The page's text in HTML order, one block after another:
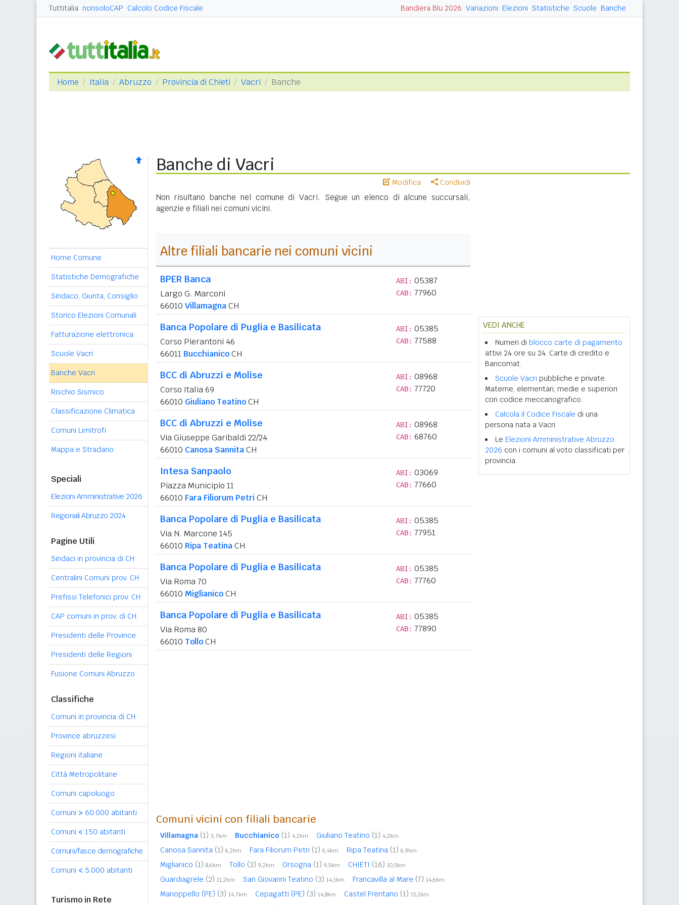
Tuttitalia nonsoloCAP Calcolo Codice Fiscale Bandiera Blu 2026 Variazioni Elezioni Statistiche Scuole Banche
Home Italia Abruzzo Provincia di Chieti Vacri Banche
Home Comune
Statistiche Demografiche
Sindaco, Giunta, Consiglio
Storico Elezioni Comunali
Fatturazione elettronica
Scuole Vacri
Banche Vacri
Rischio Sismico
Classificazione Climatica
Comuni Limitrofi
Mappa e Stradario
Speciali
Elezioni Amministrative 2026
Regionali Abruzzo 2024
Pagine Utili
Sindaci in provincia di CH
Centralini Comuni prov. CH
Prefissi Telefonici prov. CH
CAP comuni in prov. di CH
Presidenti delle Province
Presidenti delle Regioni
Fusione Comuni Abruzzo
Classifiche
Comuni in provincia di CH
Province abruzzesi
Regioni italiane
Città Metropolitane
Comuni capoluogo
Comuni > 60.000 abitanti
Comuni < 150 abitanti
Comuni/fasce demografiche
Comuni < 5.000 abitanti
Turismo in Rete
Banche di Vacri
Modifica Condividi
Non risultano banche nel comune di Vacri. Segue un elenco di alcune succursali,
agenzie e filiali nei comuni vicini.
Altre filiali bancarie nei comuni vicini
BPER Banca
Largo G. Marconi
66010 VillamagnaCH
ABI: 05387
CAB: 77960
Banca Popolare di Puglia e Basilicata
Corso Pierantoni 46
66011 BucchianicoCH
ABI: 05385
CAB: 77588
BCC di Abruzzi e Molise
Corso Italia 69
66010 Giuliano TeatinoCH
ABI: 08968
CAB: 77720
BCC di Abruzzi e Molise
Via Giuseppe Garibaldi 22/24
66010 Canosa SannitaCH
ABI: 08968
CAB: 68760
Intesa Sanpaolo
Piazza Municipio 11
66010 Fara Filiorum Petri CH
ABI: 03069
CAB: 77660
Banca Popolare di Puglia e Basilicata
Via N. Marcone 145
66010 Ripa TeatinaCH
ABI: 05385
CAB: 77951
Banca Popolare di Puglia e Basilicata
Via Roma 70
66010 MiglianicoCH
ABI: 05385
CAB: 77760
Banca Popolare di Puglia e Basilicata
Via Roma 80
66010 TolloCH
ABI: 05385
CAB: 77890
Comuni vicini con filiali bancarie
Villamagna (1) 3,7km Bucchianico (1) 4,2km Giuliano Teatino (1) 4,2km
Canosa Sannita (1) 6,2km Fara Filiorum Petri (1) 6,4km Ripa Teatina (1) 6,9km
Miglianico (1) 8,6km Tollo (2) 9,2km Orsogna (1) 9,5km CHIETI (16) 10,5km
Guardiagrele (2) 11,2km San Giovanni Teatino (3) 14,1km Francavilla al Mare (7) 14,6km
Manoppello (PE) (3) 14,7km Cepagatti (PE) (3) 14,8km Castel Frentano (1) 15,1km
VEDI ANCHE
Numeri di blocco carte di pagamento
attivi 24 ore su 24. Carte di credito e
Bancomat.
Scuole Vacri pubbliche e private.
Materne, elementari, medie e superiori
con codice meccanografico.
Calcola il Codice Fiscale di una
persona nata a Vacri.
Le Elezioni Amministrative Abruzzo
2026 con i comuni al voto classificati per
provincia.